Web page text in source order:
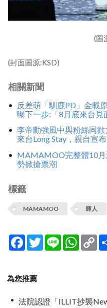
(圖
(封面圖源:KSD)
相關新聞
反差萌「馴鹿PD」金載
曝下一步:「8月底來台見
李帝勳強風中與粉絲同
來台Long Stay，親自宣
MAMAMOO完整體10月
勢掀搶票潮
標籤
MAMAMOO 輝人
Facebook
TwitterLine
為您推薦
法院認證「ILLIT抄襲